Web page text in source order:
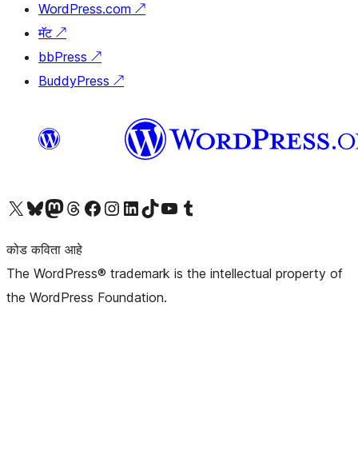
WordPress.com ↗
मॅट ↗
bbPress ↗
BuddyPress ↗
आमच्या X (एक्स) (पूर्वीचे ट्विटर) खात्याला भेट द्या आमच्या ब्लूस्की खात्याला भेट द्या.आमच्या Mastodon खात्याला भेट द्या.आमच्या थ्रेड्स खात्याला भेट द्या. आमच्या फेसबुक पेजला भेट द्या आमच्या इंस्टाग्राम खात्याला भेट द्या आमच्या लिंक्डइन खात्याला भेट द्या आमच्या टिकटॉक अकाउंटला भेट द्या.आमच्या यूट्यूब चॅनेलला भेट द्या आमच्या टंबलर खात्याला भेट द्या.
कोड कविता आहे
The WordPress® trademark is the intellectual property of
the WordPress Foundation.